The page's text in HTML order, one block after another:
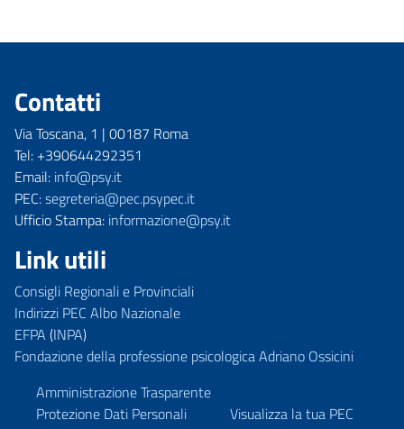
Contatti
Via Toscana, 1 | 00187 Roma
Tel: +390644292351
Email: info@psy.it
PEC:segreteria@pec.psypec.it
Ufficio Stampa: informazione@psy.it
Link utili
Consigli Regionali e Provinciali
Indirizzi PEC Albo Nazionale
EFPA (INPA)
Fondazione della professione psicologica Adriano Ossicini
Amministrazione Trasparente
Protezione Dati Personali
Visualizza la tua PEC